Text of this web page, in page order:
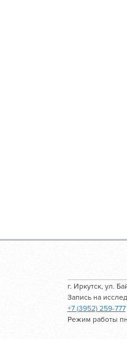
г. Иркутск, ул.
Запись на
+7 (3952) 259-777
Режим работы